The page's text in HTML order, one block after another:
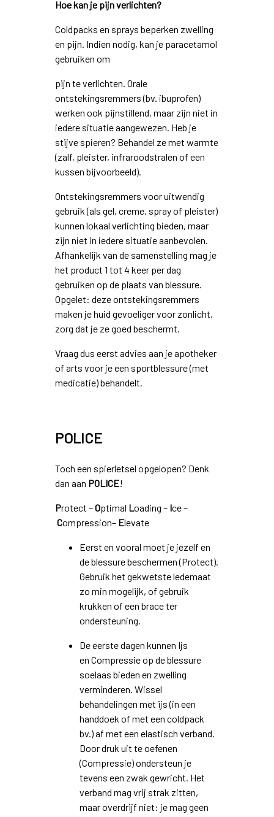
Hoe kan je pijn verlichten?
Coldpacks en sprays beperken zwelling
en pijn. Indien nodig, kan je paracetamol
gebruiken om
pijn te verlichten. Orale
ontstekingsremmers (bv. ibuprofen)
werken ook pijnstillend, maar zijn niet in
iedere situatie aangewezen. Heb je
stijve spieren? Behandel ze met warmte
(zalf, pleister, infraroodstralen of een
kussen bijvoorbeeld).
Ontstekingsremmers voor uitwendig
gebruik (als gel, creme, spray of pleister)
kunnen lokaal verlichting bieden, maar
zijn niet in iedere situatie aanbevolen.
Afhankelijk van de samenstelling mag je
het product 1 tot 4 keer per dag
gebruiken op de plaats van blessure.
Opgelet: deze ontstekingsremmers
maken je huid gevoeliger voor zonlicht,
zorg dat je ze goed beschermt.
Vraag dus eerst advies aan je apotheker
of arts voor je een sportblessure (met
medicatie) behandelt.
POLICE
Toch een spierletsel opgelopen? Denk
dan aan POLICE!
Protect –Optimal L oading – Ice –
Compression– Elevate
Eerst en vooral moet je jezelf en
de blessure beschermen (Protect).
Gebruik het gekwetste ledemaat
zo min mogelijk, of gebruik
krukken of een brace ter
ondersteuning.
De eerste dagen kunnen Ijs
en Compressie op de blessure
soelaas bieden en zwelling
verminderen. Wissel
behandelingen met ijs (in een
handdoek of met een coldpack
bv.) af met een elastisch verband.
Door druk uit te oefenen
(Compressie) ondersteun je
tevens een zwak gewricht. Het
verband mag vrij strak zitten,
maar overdrijf niet: je mag geen